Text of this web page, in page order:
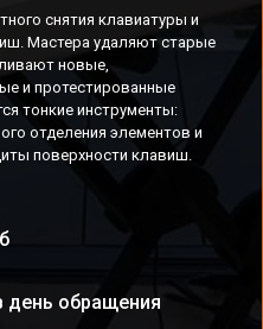
снятия клавиатуры и
Мастера удаляют старые
новые,
и протестированные
тонкие инструменты:
отделения элементов и
поверхности клавиш.
день обращения